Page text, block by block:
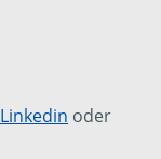
Linkedin oder